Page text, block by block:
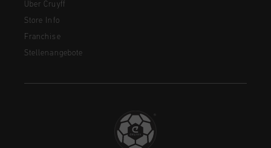
Über Cruyff
Store Info
Franchise
Stellenangebote